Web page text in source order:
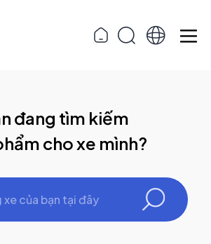
đang tìm kiếm
cho xe mình?